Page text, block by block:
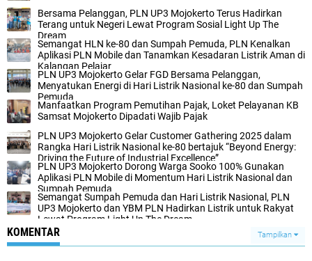
Bersama Pelanggan, PLN UP3 Mojokerto Terus Hadirkan
Terang untuk Negeri Lewat Program Sosial Light Up The
Dream
Semangat HLN ke-80 dan Sumpah Pemuda, PLN Kenalkan
Aplikasi PLN Mobile dan Tanamkan Kesadaran Listrik Aman di
Kalangan Pelajar
PLN UP3 Mojokerto Gelar FGD Bersama Pelanggan,
Menyatukan Energi di Hari Listrik Nasional ke-80 dan Sumpah
Pemuda
Manfaatkan Program Pemutihan Pajak, Loket Pelayanan KB
Samsat Mojokerto Dipadati Wajib Pajak
PLN UP3 Mojokerto Gelar Customer Gathering 2025 dalam
Rangka Hari Listrik Nasional ke-80 bertajuk “Beyond Energy:
Driving the Future of Industrial Excellence”
PLN UP3 Mojokerto Dorong Warga Sooko 100% Gunakan
Aplikasi PLN Mobile di Momentum Hari Listrik Nasional dan
Sumpah Pemuda
Semangat Sumpah Pemuda dan Hari Listrik Nasional, PLN
UP3 Mojokerto dan YBM PLN Hadirkan Listrik untuk Rakyat
Lewat Program Light Up The Dream
KOMENTAR Tampilkan